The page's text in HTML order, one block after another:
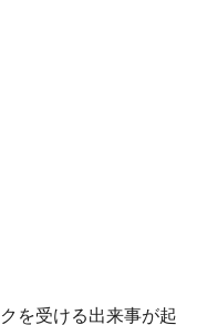
を受ける出来事が起